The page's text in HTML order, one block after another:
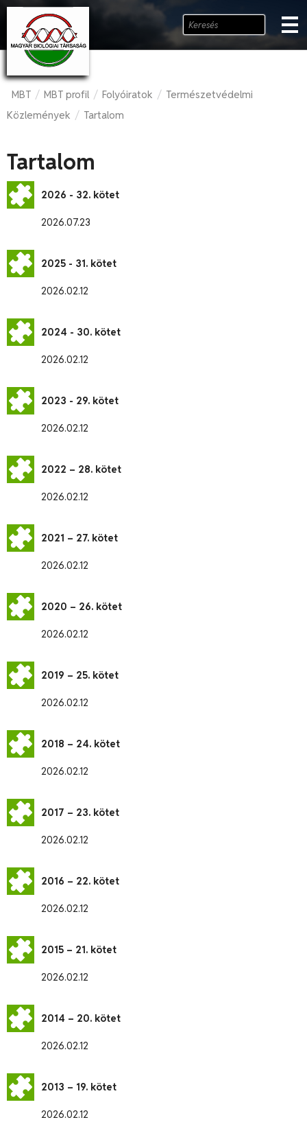
MBT / MBT profil / Folyóiratok / Természetvédelmi
Közlemények / Tartalom
Tartalom
2026 - 32. kötet
2026.07.23
2025 - 31. kötet
2026.02.12
2024 - 30. kötet
2026.02.12
2023 - 29. kötet
2026.02.12
2022 – 28. kötet
2026.02.12
2021 – 27. kötet
2026.02.12
2020 – 26. kötet
2026.02.12
2019 – 25. kötet
2026.02.12
2018 – 24. kötet
2026.02.12
2017 – 23. kötet
2026.02.12
2016 – 22. kötet
2026.02.12
2015 – 21. kötet
2026.02.12
2014 – 20. kötet
2026.02.12
2013 – 19. kötet
2026.02.12